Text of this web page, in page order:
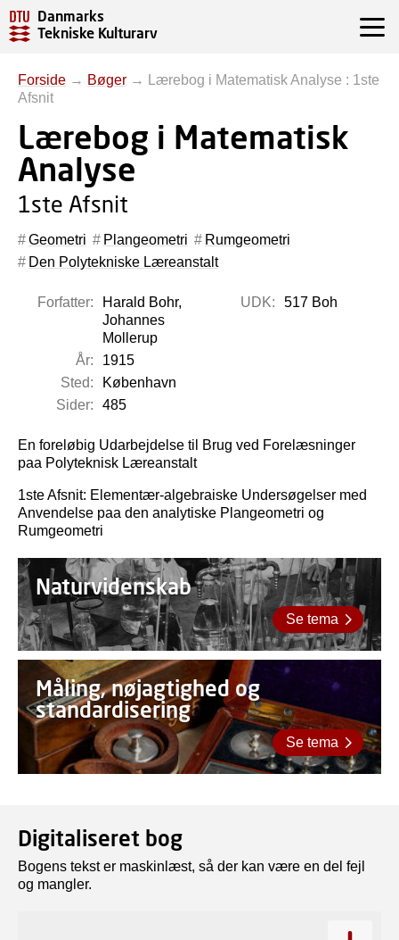
Danmarks
Tekniske Kulturarv
Forside → Bøger →
Lærebog i Matematisk Analyse : 1ste
Afsnit
Lærebog i Matematisk
Analyse
1ste Afsnit
Geometri Plangeometri
Rumgeometri
Den Polytekniske Læreanstalt
Forfatter:
Harald Bohr,
Johannes
Mollerup
År:
1915
Sted:
København
Sider:
485
UDK: 517 Boh
En foreløbig Udarbejdelse til Brug ved Forelæsninger
paa Polyteknisk Læreanstalt
1ste Afsnit: Elementær-algebraiske Undersøgelser med
Anvendelse paa den analytiske Plangeometri og
Rumgeometri
Naturvidenskab
Se tema
Måling, nøjagtighed og
standardisering
Se tema
Digitaliseret bog
Bogens tekst er maskinlæst, så der kan være en del fejl
og mangler.